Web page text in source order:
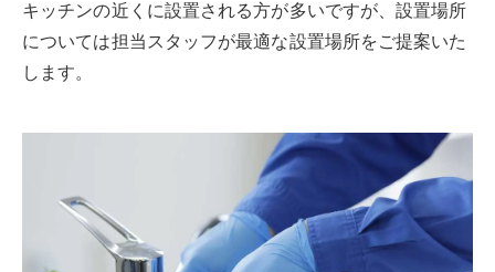
サービスエリア
企業情報
採用情報
キッチンの近くに設置される方が多いですが、設置場所
については担当スタッフが最適な設置場所をご提案いた
します。